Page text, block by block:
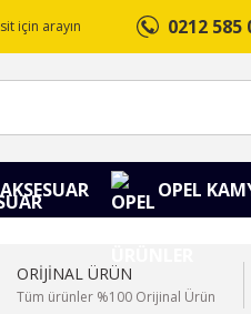
için arayın 0212 585
AKSESUAR OPEL
ORİJİNAL ÜRÜN
Tüm ürünler %100 Orijinal Ürün